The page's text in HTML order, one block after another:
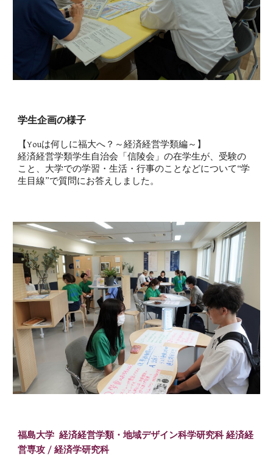
学生企画の様子
【Youは何しに福大へ？～経済経営学類編～】
経済経営学類学生自治会「信陵会」の在学生が、受験の
こと、大学での学習・生活・行事のことなどについて“学
生目線”で質問にお答えしました。
福島大学 経済経営学類・地域デザイン科学研究科 経済経
営専攻 / 経済学研究科